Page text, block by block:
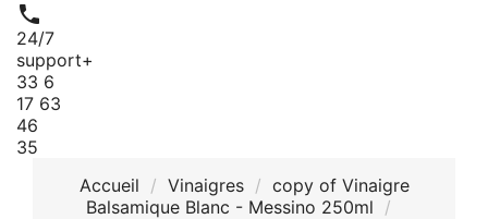

24/7
support+
33 6
17 63
46
35
Accueil Vinaigres
copy of Vinaigre
Balsamique Blanc - Messino 250ml